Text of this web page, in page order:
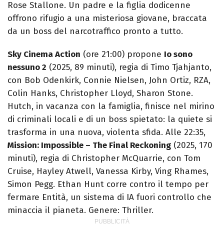
Rose Stallone. Un padre e la figlia dodicenne
offrono rifugio a una misteriosa giovane, braccata
da un boss del narcotraffico pronto a tutto.
Sky Cinema Action (ore 21:00) propone Io sono
nessuno 2 (2025, 89 minuti), regia di Timo Tjahjanto,
con Bob Odenkirk, Connie Nielsen, John Ortiz, RZA,
Colin Hanks, Christopher Lloyd, Sharon Stone.
Hutch, in vacanza con la famiglia, finisce nel mirino
di criminali locali e di un boss spietato: la quiete si
trasforma in una nuova, violenta sfida. Alle 22:35,
Mission: Impossible – The Final Reckoning (2025, 170
minuti), regia di Christopher McQuarrie, con Tom
Cruise, Hayley Atwell, Vanessa Kirby, Ving Rhames,
Simon Pegg. Ethan Hunt corre contro il tempo per
fermare Entità, un sistema di IA fuori controllo che
minaccia il pianeta. Genere: Thriller.